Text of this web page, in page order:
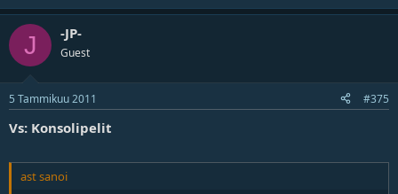
J -JP-
Guest
5 Tammikuu 2011 #375
Vs: Konsolipelit
ast sanoi